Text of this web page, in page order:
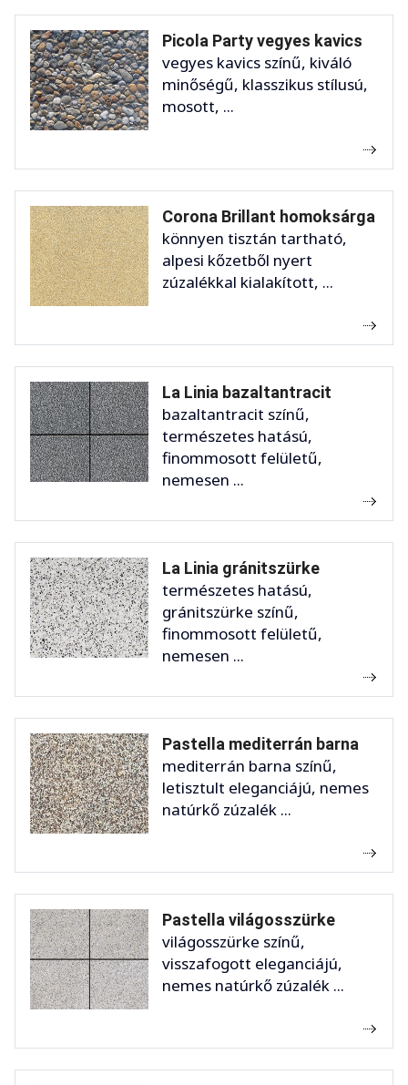
Picola Party vegyes kavics
vegyes kavics színű, kiváló
minőségű, klasszikus stílusú,
mosott, ...
Corona Brillant homoksárga
könnyen tisztán tartható,
alpesi kőzetből nyert
zúzalékkal kialakított, ...
La Linia bazaltantracit
bazaltantracit színű,
természetes hatású,
finommosott felületű,
nemesen ...
La Linia gránitszürke
természetes hatású,
gránitszürke színű,
finommosott felületű,
nemesen ...
Pastella mediterrán barna
mediterrán barna színű,
letisztult eleganciájú, nemes
natúrkő zúzalék ...
Pastella világosszürke
világosszürke színű,
visszafogott eleganciájú,
nemes natúrkő zúzalék ...